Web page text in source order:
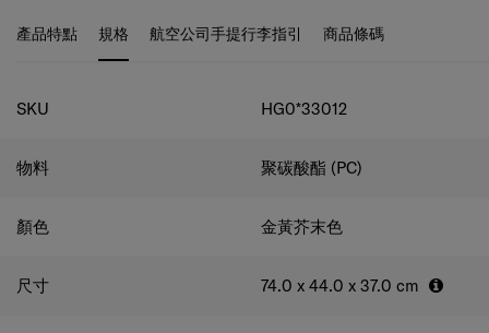
布設計別具特色，由紐約人氣插畫師Timothy Goodman親
自操刀，以環保為主題，為TOIIS加以點綴藝術氣色。TOIIS
絕對是一個充滿有趣、色彩及玩意的設計，讓您展現獨一無
適度。可擴充式設計可讓您收拾時更靈活。行李箱的裡布設
計別具特色，由紐約人氣插畫師Timothy Goodman親自操
刀，以環保為主題，為TOIIS加以點綴藝術氣色。
產品特點 規格 航空公司手提行李指引 商品條碼
規格
SKU HG0*33012
物料 聚碳酸酯 (PC)
顏色 金黃芥末色
尺寸 74.0 x 44.0 x 37.0 cm